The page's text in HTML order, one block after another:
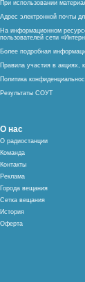
При использовании
Адрес электронной почты
На информационном
пользователей сети
Более подробная
Правила участия в акциях,
Политика
Результаты СОУТ
О нас
О радиостанции
Команда
Контакты
Реклама
Города вещания
Сетка вещания
История
Оферта